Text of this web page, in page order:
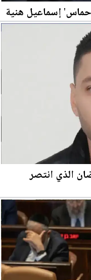
'حماس' إسماعيل هنية
الذي انتصر